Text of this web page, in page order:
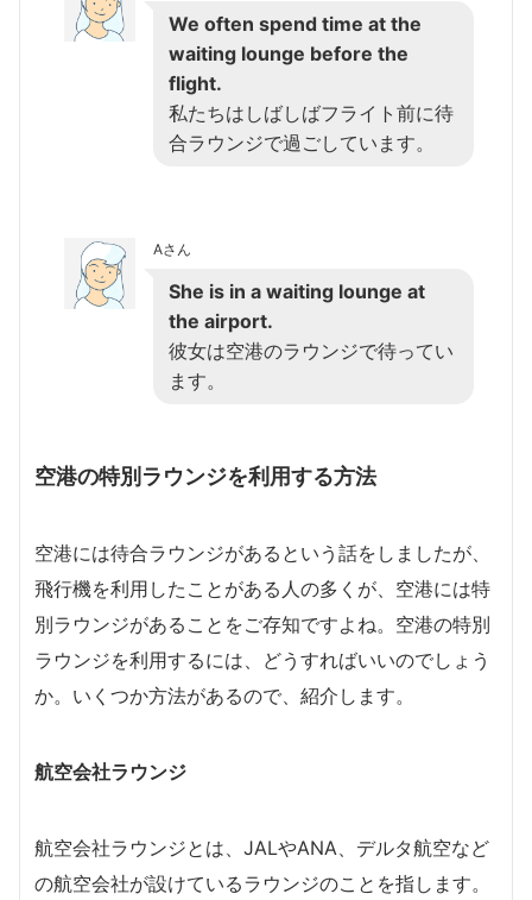
We often spend time at the
waiting lounge before the
flight.
私たちはしばしばフライト前に待
合ラウンジで過ごしています。
Aさん
She is in a waiting lounge at
the airport.
彼女は空港のラウンジで待ってい
ます。
空港の特別ラウンジを利用する方法
空港には待合ラウンジがあるという話をしましたが、
飛行機を利用したことがある人の多くが、空港には特
別ラウンジがあることをご存知ですよね。空港の特別
ラウンジを利用するには、どうすればいいのでしょう
か。いくつか方法があるので、紹介します。
航空会社ラウンジ
航空会社ラウンジとは、JALやANA、デルタ航空など
の航空会社が設けているラウンジのことを指します。